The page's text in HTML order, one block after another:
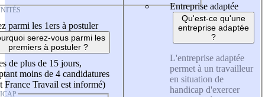
parmi les 1ers à postuler
serez-vous parmi les
premiers à postuler ?
de plus de 15 jours,
moins de 4 candidatures
France Travail est informé)
Entreprise adaptée
Qu'est-ce qu'une
entreprise adaptée
?
L'entreprise adaptée
permet à un travailleur
en situation de
handicap d'exercer